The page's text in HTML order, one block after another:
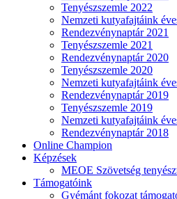
Tenyészszemle 2022
Nemzeti kutyafajtáink
Rendezvénynaptár 2021
Tenyészszemle 2021
Rendezvénynaptár 2020
Tenyészszemle 2020
Nemzeti kutyafajtáink
Rendezvénynaptár 2019
Tenyészszemle 2019
Nemzeti kutyafajtáink
Rendezvénynaptár 2018
Online Champion
Képzések
MEOE Szövetség
Támogatóink
Gyémánt fokozat